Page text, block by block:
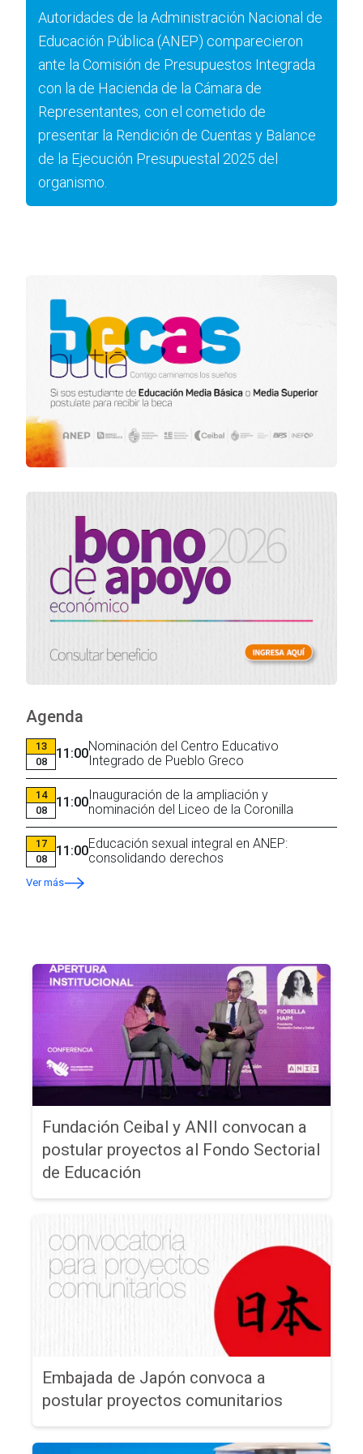
Autoridades de la Administración Nacional de
Educación Pública (ANEP) comparecieron
ante la Comisión de Presupuestos Integrada
con la de Hacienda de la Cámara de
Representantes, con el cometido de
presentar la Rendición de Cuentas y Balance
de la Ejecución Presupuestal 2025 del
organismo.
Agenda
13
08
11:00Nominación del Centro Educativo
Integrado de Pueblo Greco
14
08
11:00 Inauguración de la ampliación y
nominación del Liceo de la Coronilla
17
08
11:00Educación sexual integral en ANEP:
consolidando derechos
Ver más
Fundación Ceibal y ANII convocan a
postular proyectos al Fondo Sectorial
de Educación
Embajada de Japón convoca a
postular proyectos comunitarios